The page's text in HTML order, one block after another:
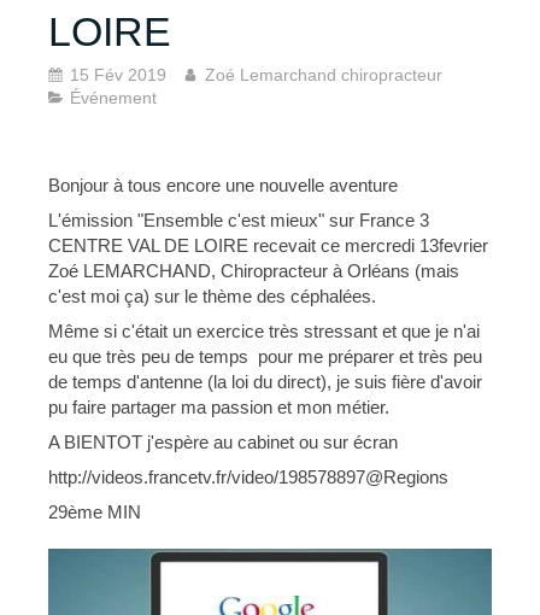
LOIRE
15 Fév 2019
Zoé Lemarchand chiropracteur
Événement
Bonjour à tous encore une nouvelle aventure
L'émission "Ensemble c'est mieux" sur France 3
CENTRE VAL DE LOIRE recevait ce mercredi 13fevrier
Zoé LEMARCHAND, Chiropracteur à Orléans (mais
c'est moi ça) sur le thème des céphalées.
Même si c'était un exercice très stressant et que je n'ai
eu que très peu de temps pour me préparer et très peu
de temps d'antenne (la loi du direct), je suis fière d'avoir
pu faire partager ma passion et mon métier.
A BIENTOT j'espère au cabinet ou sur écran
http://videos.francetv.fr/video/198578897@Regions
29ème MIN